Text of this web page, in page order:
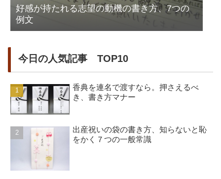
好感が持たれる志望の動機の書き方、7つの
例文
今日の人気記事 TOP10
香典を連名で渡すなら。押さえるべ
き、書き方マナー
出産祝いの袋の書き方、知らないと恥
をかく７つの一般常識